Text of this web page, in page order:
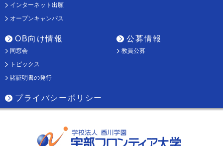
インターネット出願
オープンキャンパス
OB向け情報
同窓会
トピックス
諸証明書の発行
公募情報
教員公募
プライバシーポリシー